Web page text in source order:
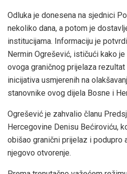
Odluka je donesena na sjednici
nekoliko dana, a potom je
institucijama. Informaciju je
Nermin Ogrešević, ističući kako
ovoga graničnog prijelaza
inicijativa usmjerenih na
stanovnike ovog dijela Bosne i
Ogrešević je zahvalio članu
Hercegovine Denisu Bećiroviću,
obišao granični prijelaz i podupro
njegovo otvorenje.